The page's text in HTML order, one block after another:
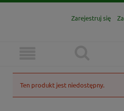
Zarejestruj się
Ten produkt jest niedostępny.